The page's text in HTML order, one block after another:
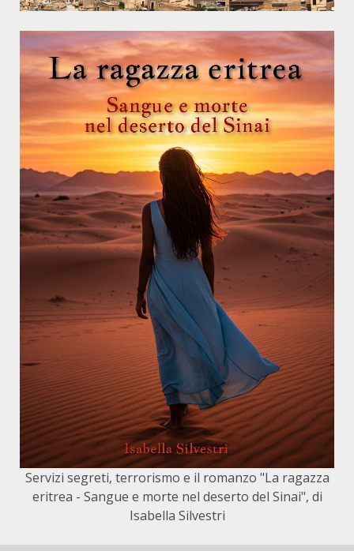
Servizi segreti, terrorismo e il romanzo "La ragazza
eritrea - Sangue e morte nel deserto del Sinai", di
Isabella Silvestri